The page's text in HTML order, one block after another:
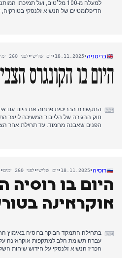
למעלה מ-100 מל"טים, ועל
הדיפלומטיים של הנשיא זלנסקי
בריטניה•
18.11.2025
•יום שלישי•לפני 260 ימים
היום בו הקונגרס
⌨ התקשורת הבריטית פתחה את היום עם
חוק ההגירה של הלייבור המשיכה לייצר
האמריקאים ברוב עצום לשחרור כל תיקי
רוסיה•
18.11.2025
•יום שלישי•לפני 260 ימים •
היום בו
אוקראינה
⌨ בתחילה התמקד הבוקר ברוסיה באימוץ
עברה תשומת הלב למתקפות אוקראינה
הכריז הנשיא זלנסקי על חידוש שיחות